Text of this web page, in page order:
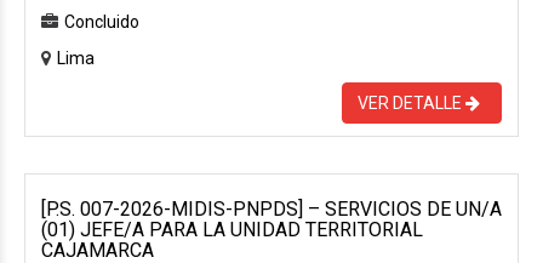
Concluido
Lima
VER DETALLE
[P.S. 007-2026-MIDIS-PNPDS] – SERVICIOS DE UN/A
(01) JEFE/A PARA LA UNIDAD TERRITORIAL
CAJAMARCA